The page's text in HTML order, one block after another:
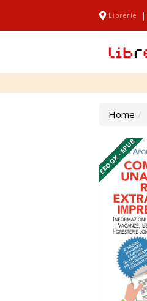
Librerie |
Home
EBOOK - EPUB